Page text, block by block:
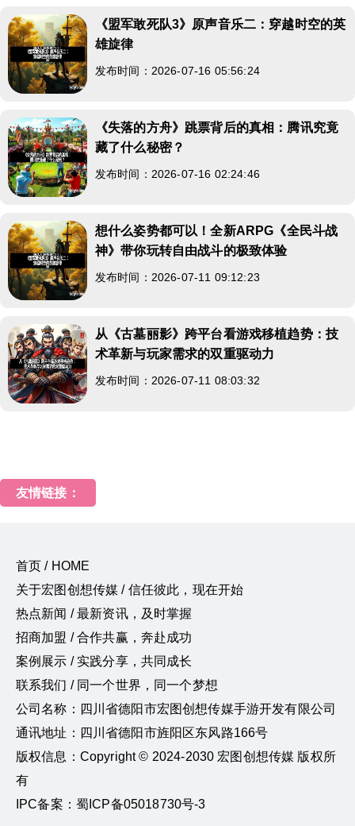
《盟军敢死队3》原声音乐二：穿越时空的英
雄旋律
发布时间：2026-07-16 05:56:24
《失落的方舟》跳票背后的真相：腾讯究竟
藏了什么秘密？
发布时间：2026-07-16 02:24:46
想什么姿势都可以！全新ARPG《全民斗战
神》带你玩转自由战斗的极致体验
发布时间：2026-07-11 09:12:23
从《古墓丽影》跨平台看游戏移植趋势：技
术革新与玩家需求的双重驱动力
发布时间：2026-07-11 08:03:32
友情链接：
首页 / HOME
关于宏图创想传媒 / 信任彼此，现在开始
热点新闻 / 最新资讯，及时掌握
招商加盟 / 合作共赢，奔赴成功
案例展示 / 实践分享，共同成长
联系我们 / 同一个世界，同一个梦想
公司名称：四川省德阳市宏图创想传媒手游开发有限公司
通讯地址：四川省德阳市旌阳区东风路166号
版权信息：Copyright © 2024-2030 宏图创想传媒 版权所
有
IPC备案：蜀ICP备05018730号-3